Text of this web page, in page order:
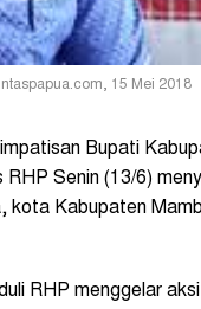
15 Mei 2018
Bupati
Senin (13/6)
kota Kabupaten
RHP menggelar